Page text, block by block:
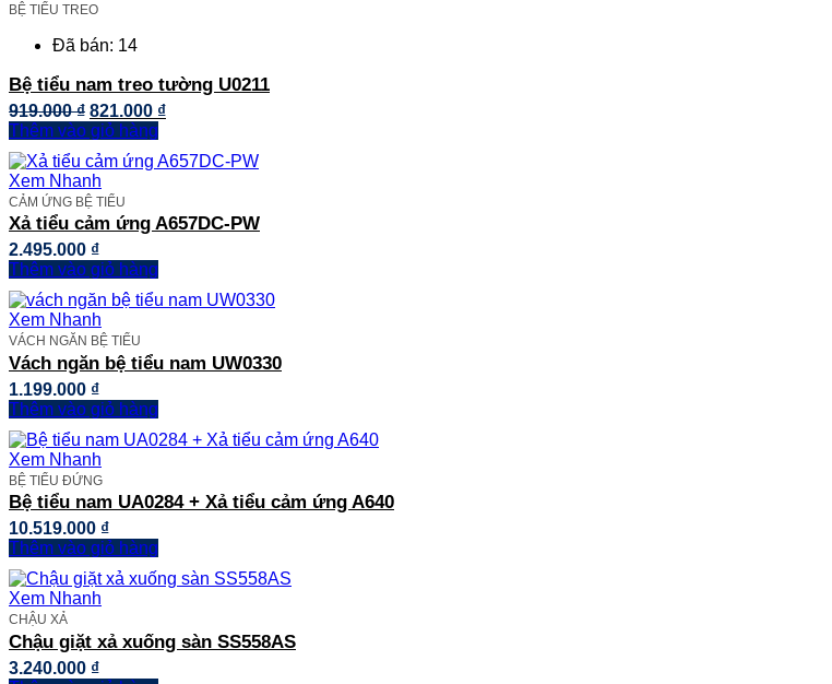
BỆ TIỂU TREO
Đã bán: 14
Bệ tiểu nam treo tường U0211
919.000₫ Giá
gốc
là:
919.000 ₫.
821.000 ₫Giá
là:
Thêm vào giỏ hàng
Xem Nhanh
CẢM ỨNG BỆ TIỂU
Xả tiểu cảm ứng A657DC-PW
2.495.000 ₫
Thêm vào giỏ hàng
Xem Nhanh
VÁCH NGĂN BỆ TIỂU
Vách ngăn bệ tiểu nam UW0330
1.199.000 ₫
Thêm vào giỏ hàng
Xem Nhanh
BỆ TIỂU ĐỨNG
Bệ tiểu nam UA0284 + Xả tiểu cảm ứng A640
10.519.000 ₫
Thêm vào giỏ hàng
Xem Nhanh
CHẬU XẢ
Chậu giặt xả xuống sàn SS558AS
3.240.000 ₫